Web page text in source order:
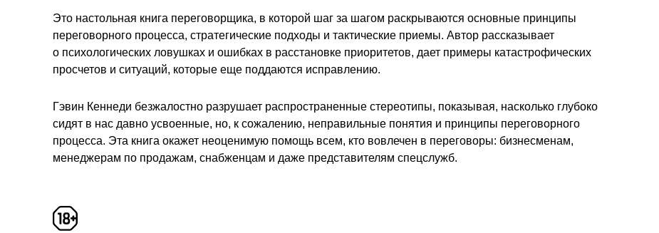
Это настольная книга переговорщика, в которой шаг за шагом раскрываются основные принципы
переговорного процесса, стратегические подходы и тактические приемы. Автор рассказывает
о психологических ловушках и ошибках в расстановке приоритетов, дает примеры катастрофических
просчетов и ситуаций, которые еще поддаются исправлению.
Гэвин Кеннеди безжалостно разрушает распространенные стереотипы, показывая, насколько глубоко
сидят в нас давно усвоенные, но, к сожалению, неправильные понятия и принципы переговорного
процесса. Эта книга окажет неоценимую помощь всем, кто вовлечен в переговоры: бизнесменам,
менеджерам по продажам, снабженцам и даже представителям спецслужб.